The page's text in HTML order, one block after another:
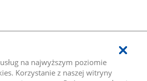
na najwyższym poziomie
Korzystanie z naszej witryny